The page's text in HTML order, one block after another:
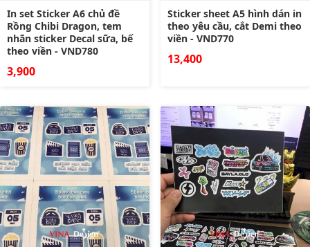
In set Sticker A6 chủ đề
Rồng Chibi Dragon, tem
nhãn sticker Decal sữa, bế
theo viền - VND780
3,900
Sticker sheet A5 hình dán in
theo yêu cầu, cắt Demi theo
viền - VND770
13,400